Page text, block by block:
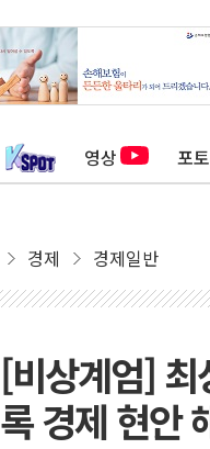
영상 포토
경제 경제일반
[비상계엄] 최
록 경제 현안